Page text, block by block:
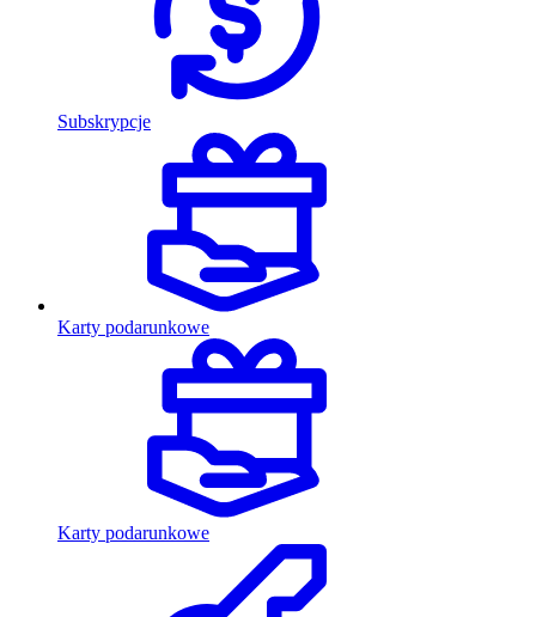
Subskrypcje
Karty podarunkowe
Karty podarunkowe